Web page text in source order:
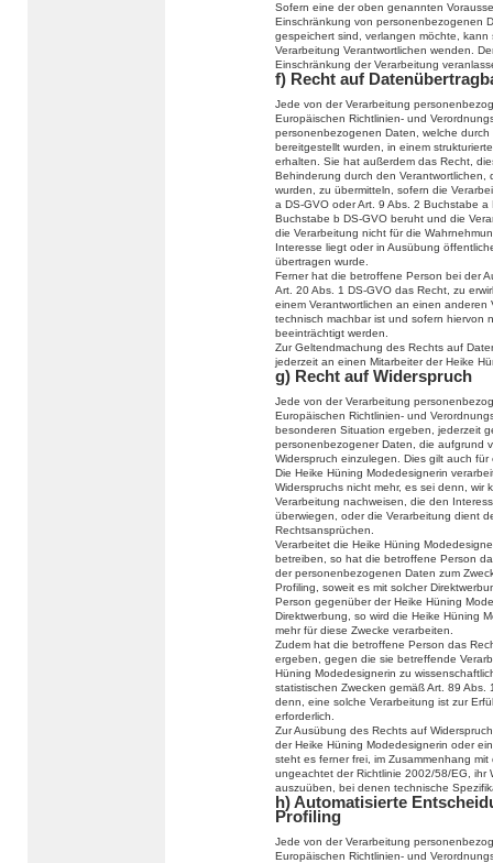
Sofern eine der oben genannten
Einschränkung von personenbezogenen
gespeichert sind, verlangen möchte,
Verarbeitung Verantwortlichen wenden.
Einschränkung der Verarbeitung
f) Recht auf
Jede von der Verarbeitung
Europäischen Richtlinien- und
personenbezogenen Daten, welche
bereitgestellt wurden, in einem
erhalten. Sie hat außerdem das Recht,
Behinderung durch den
wurden, zu übermitteln, sofern die
a DS-GVO oder Art. 9 Abs. 2 Buchstabe
Buchstabe b DS-GVO beruht und die
die Verarbeitung nicht für die
Interesse liegt oder in Ausübung
übertragen wurde.
Ferner hat die betroffene Person bei der
Art. 20 Abs. 1 DS-GVO das Recht, zu
einem Verantwortlichen an einen anderen
technisch machbar ist und sofern hiervon
beeinträchtigt werden.
Zur Geltendmachung des Rechts auf
jederzeit an einen Mitarbeiter der Heike
g) Recht auf Widerspruch
Jede von der Verarbeitung
Europäischen Richtlinien- und
besonderen Situation ergeben, jederzeit
personenbezogener Daten, die aufgrund
Widerspruch einzulegen. Dies gilt auch
Die Heike Hüning Modedesignerin
Widerspruchs nicht mehr, es sei denn,
Verarbeitung nachweisen, die den
überwiegen, oder die Verarbeitung dient
Rechtsansprüchen.
Verarbeitet die Heike Hüning
betreiben, so hat die betroffene Person
der personenbezogenen Daten zum
Profiling, soweit es mit solcher
Person gegenüber der Heike Hüning
Direktwerbung, so wird die Heike Hüning
mehr für diese Zwecke verarbeiten.
Zudem hat die betroffene Person das
ergeben, gegen die sie betreffende
Hüning Modedesignerin zu
statistischen Zwecken gemäß Art. 89
denn, eine solche Verarbeitung ist zur
erforderlich.
Zur Ausübung des Rechts auf
der Heike Hüning Modedesignerin oder
steht es ferner frei, im Zusammenhang
ungeachtet der Richtlinie 2002/58/EG, ihr
auszuüben, bei denen technische
h) Automatisierte
Profiling
Jede von der Verarbeitung
Europäischen Richtlinien- und